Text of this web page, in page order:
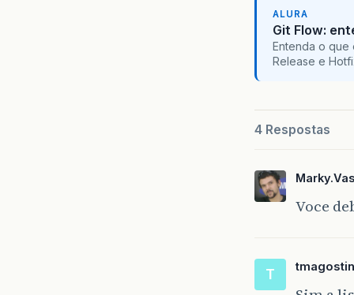
ALURA
Git Flow:
Entenda o que
Release e
4 Respostas
Voce
T